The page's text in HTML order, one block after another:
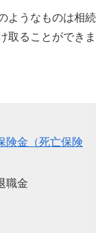
ようなものは相続
取ることができま
険金（死亡保険
職金